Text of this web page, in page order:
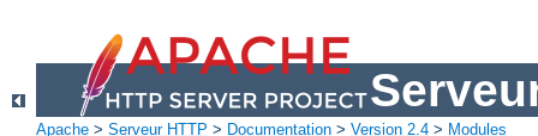
Apache > Serveur HTTP > Documentation > Version 2.4 > Modules